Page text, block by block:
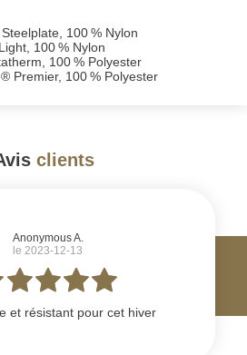
100 % Nylon
100 % Nylon
100 % Polyester
Premier, 100 % Polyester
clients
Anonymous A.
le 2023-12-13
et résistant pour cet hiver